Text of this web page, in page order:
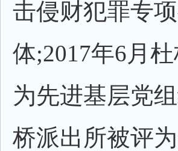
击侵财犯罪专
体;2017年6月
为先进基层党
桥派出所被评